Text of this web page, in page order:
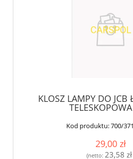
KLOSZ LAMPY DO JCB
Kod produktu:700/
29,00 zł
(netto: 23,58 zł